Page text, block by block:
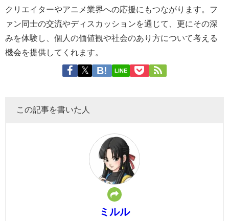
クリエイターやアニメ業界への応援にもつながります。フ
ァン同士の交流やディスカッションを通じて、更にその深
みを体験し、個人の価値観や社会のあり方について考える
機会を提供してくれます。
LINE
この記事を書いた人
ミルル